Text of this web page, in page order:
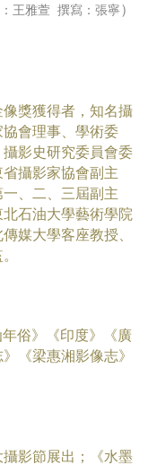
王雅萱 撰寫：張寧）
獎獲得者，知名攝
會理事、學術委
影史研究委員會委
攝影家協會副主
、二、三屆副主
石油大學藝術學院
媒大學客座教授、
年俗》《印度》《廣
《梁惠湘影像志》
影節展出；《水墨